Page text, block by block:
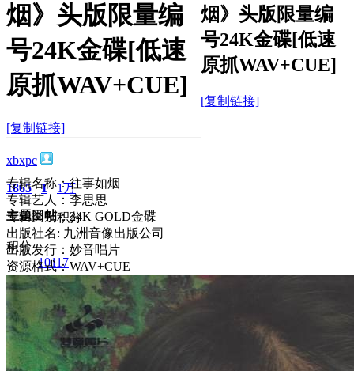
烟》头版限量编
号24K金碟[低速
原抓WAV+CUE]
[复制链接]
烟》头版限量编
号24K金碟[低速
原抓WAV+CUE]
[复制链接]
xbxpc
1865
主题
1
回帖
1万
积分
积分
10117
2025-3-5 22:08:04 显示全部楼层 /阅读模式
3835
专辑名称：往事如烟
专辑艺人：李思思
专辑类别：24K GOLD金碟
出版社名: 九洲音像出版公司
出版发行：妙音唱片
资源格式：WAV+CUE